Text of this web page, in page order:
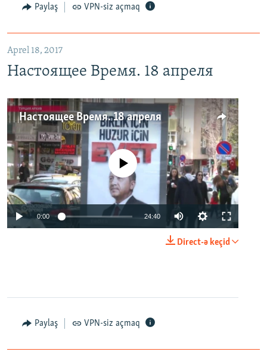
Paylaş VPN-siz açmaq
Aprel 18, 2017
Настоящее Время. 18 апреля
Настоящее Время. 18 апреля
No media source currently available
0:00 24:40
Direct-ə keçid
Paylaş VPN-siz açmaq